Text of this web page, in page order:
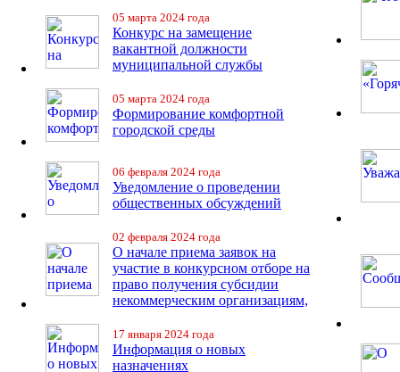
05 марта 2024 года
Конкурс на замещение
вакантной должности
муниципальной службы
05 марта 2024 года
Формирование комфортной
городской среды
06 февраля 2024 года
Уведомление о проведении
общественных обсуждений
02 февраля 2024 года
О начале приема заявок на
участие в конкурсном отборе на
право получения субсидии
некоммерческим организациям,
17 января 2024 года
Информация о новых
назначениях